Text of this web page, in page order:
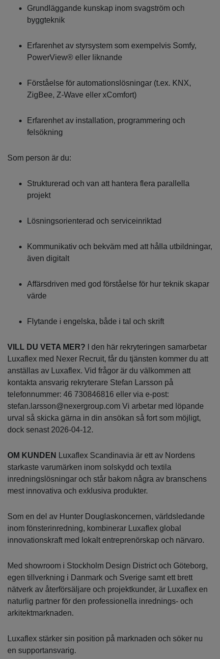
Grundläggande kunskap inom svagström och
byggteknik
Erfarenhet av styrsystem som exempelvis Somfy,
PowerView® eller liknande
Förståelse för automationslösningar (t.ex. KNX,
ZigBee, Z-Wave eller xComfort)
Erfarenhet av installation, programmering och
felsökning
Som person är du:
Strukturerad och van att hantera flera parallella
projekt
Lösningsorienterad och serviceinriktad
Kommunikativ och bekväm med att hålla utbildningar,
även digitalt
Affärsdriven med god förståelse för hur teknik skapar
värde
Flytande i engelska, både i tal och skrift
VILL DU VETA MER?
I den här rekryteringen samarbetar
Luxaflex med Nexer Recruit, får du tjänsten kommer du att
anställas av Luxaflex. Vid frågor är du välkommen att
kontakta ansvarig rekryterare Stefan Larsson på
telefonnummer: 46 730846816 eller via e-post:
stefan.larsson@nexergroup.com Vi arbetar med löpande
urval så skicka gärna in din ansökan så fort som möjligt,
dock senast 2026-04-12.
OM KUNDEN Luxaflex Scandinavia är ett av Nordens
starkaste varumärken inom solskydd och textila
inredningslösningar och står bakom några av branschens
mest innovativa och exklusiva produkter.
Som en del av Hunter Douglaskoncernen, världsledande
inom fönsterinredning, kombinerar Luxaflex global
innovationskraft med lokalt entreprenörskap och närvaro.
Med showroom i Stockholm Design District och Göteborg,
egen tillverkning i Danmark och Sverige samt ett brett
nätverk av återförsäljare och projektkunder, är Luxaflex en
naturlig partner för den professionella inrednings- och
arkitektmarknaden.
Luxaflex stärker sin position på marknaden och söker nu
en supportansvarig.